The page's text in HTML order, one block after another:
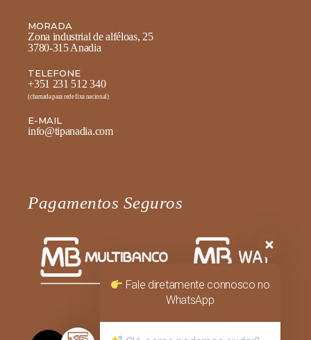
MORADA
Zona industrial de alféloas, 25
3780-315 Anadia
TELEFONE
+351 231 512 340
(chamada para rede fixa nacional)
E-MAIL
info@tipanadia.com
Pagamentos Seguros
Fale diretamente connosco no
WhatsApp